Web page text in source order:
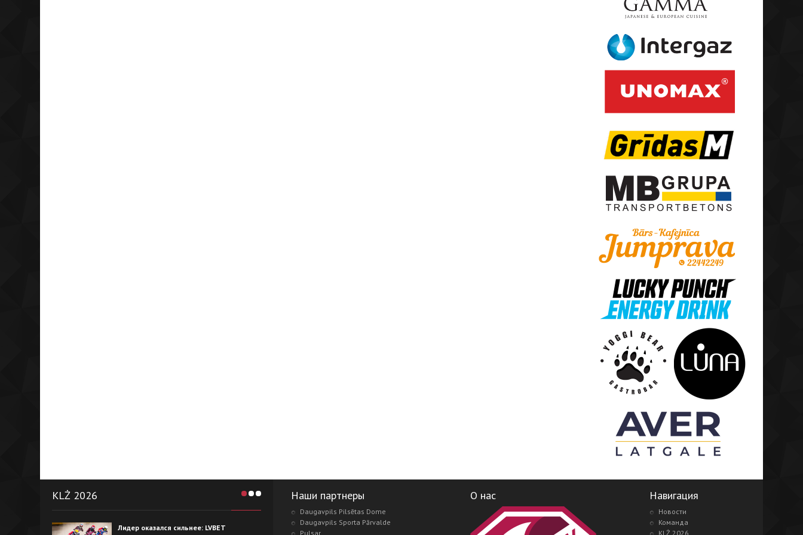
KLŻ 2026
Лидер оказался сильнее: LVBET
Наши партнеры
Daugavpils Pilsētas Dome
Daugavpils Sporta Pārvalde
Pulsar
О нас Навигация
Новости
Команда
KLŻ 2026